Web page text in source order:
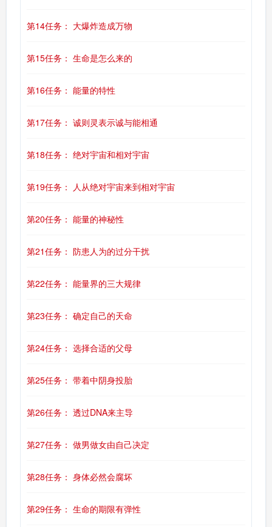
第14任务： 大爆炸造成万物
第15任务： 生命是怎么来的
第16任务： 能量的特性
第17任务： 诚则灵表示诚与能相通
第18任务： 绝对宇宙和相对宇宙
第19任务： 人从绝对宇宙来到相对宇宙
第20任务： 能量的神秘性
第21任务： 防患人为的过分干扰
第22任务： 能量界的三大规律
第23任务： 确定自己的天命
第24任务： 选择合适的父母
第25任务： 带着中阴身投胎
第26任务： 透过DNA来主导
第27任务： 做男做女由自己决定
第28任务： 身体必然会腐坏
第29任务： 生命的期限有弹性